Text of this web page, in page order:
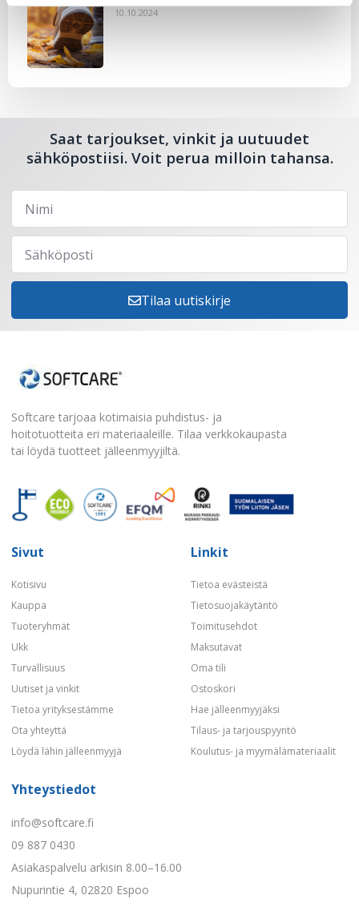
10.10.2024
Saat tarjoukset, vinkit ja uutuudet
sähköpostiisi. Voit perua milloin tahansa.
Tilaa uutiskirje
Softcare tarjoaa kotimaisia puhdistus- ja
hoitotuotteita eri materiaaleille. Tilaa verkkokaupasta
tai löydä tuotteet jälleenmyyjiltä.
Sivut
Kotisivu
Kauppa
Tuoteryhmät
Ukk
Turvallisuus
Uutiset ja vinkit
Tietoa yrityksestämme
Ota yhteyttä
Löydä lähin jälleenmyyjä
Linkit
Tietoa evästeistä
Tietosuojakäytäntö
Toimitusehdot
Maksutavat
Oma tili
Ostoskori
Hae jälleenmyyjäksi
Tilaus- ja tarjouspyyntö
Koulutus- ja myymälämateriaalit
Yhteystiedot
info@softcare.fi
09 887 0430
Asiakaspalvelu arkisin 8.00–16.00
Nupurintie 4, 02820 Espoo